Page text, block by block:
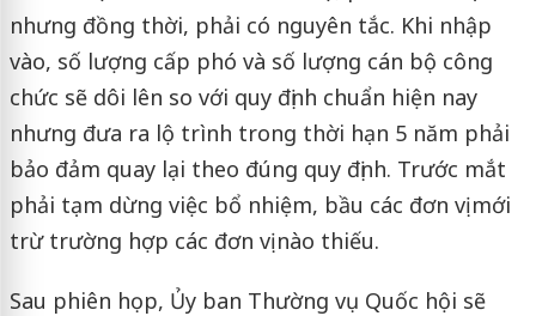
nhưng đồng thời, phải có nguyên tắc. Khi nhập
vào, số lượng cấp phó và số lượng cán bộ công
chức sẽ dôi lên so với quy định chuẩn hiện nay
nhưng đưa ra lộ trình trong thời hạn 5 năm phải
bảo đảm quay lại theo đúng quy định. Trước mắt
phải tạm dừng việc bổ nhiệm, bầu các đơn vị mới
trừ trường hợp các đơn vị nào thiếu.
Sau phiên họp, Ủy ban Thường vụ Quốc hội sẽ